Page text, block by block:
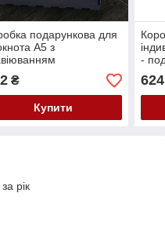
подарункова для
А5 з
₴
Купити
-
624
рік